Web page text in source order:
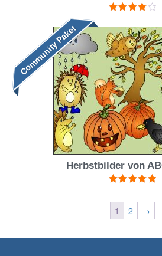
mit4.00
von 5
Community Paket
Herbstbilder von
1 2 →